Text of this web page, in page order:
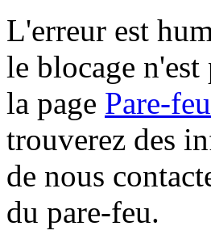
L'erreur est
le blocage
la page Pare-
trouverez des
de nous
du pare-feu.